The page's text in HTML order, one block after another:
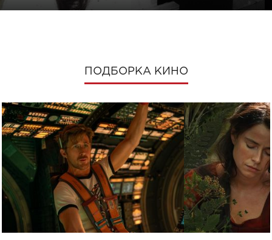
ПОДБОРКА КИНО